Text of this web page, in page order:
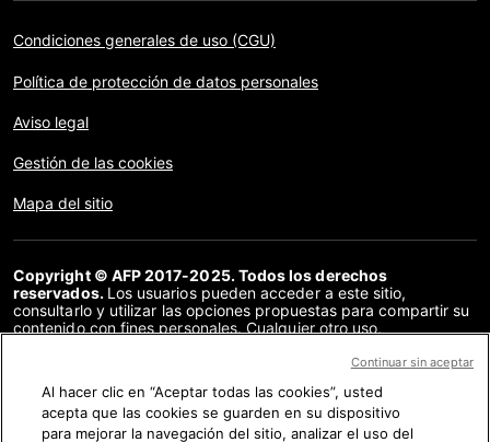
Condiciones generales de uso (CGU)
Política de protección de datos personales
Aviso legal
Gestión de las cookies
Mapa del sitio
Copyright © AFP 2017-2025. Todos los derechos
reservados. Los usuarios pueden acceder a este sitio,
consultarlo y utilizar las opciones propuestas para compartir su
contenido con fines personales. Cualquier otro uso,
distribución del contenido de este sitio, en su totalidad o en
acuerdo específico firmado con la AFP, está estrictamente
prohibido. Los elementos analizados en cada verificación se
presentan o se enlazan en tanto en cuanto son necesarios para
Al hacer clic en “Aceptar todas las cookies”, usted
acepta que las cookies se guarden en su dispositivo
para mejorar la navegación del sitio, analizar el uso del
Continuar sin aceptar